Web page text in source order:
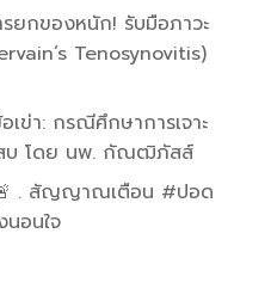
ยกของหนัก! รับมือภาวะ
Tenosynovitis)
อเข่า: กรณีศึกษาการเจาะ
สบ โดย นพ. กัณฒิภัสส์
. สัญญาณเตือน #ปอด
อนใจ